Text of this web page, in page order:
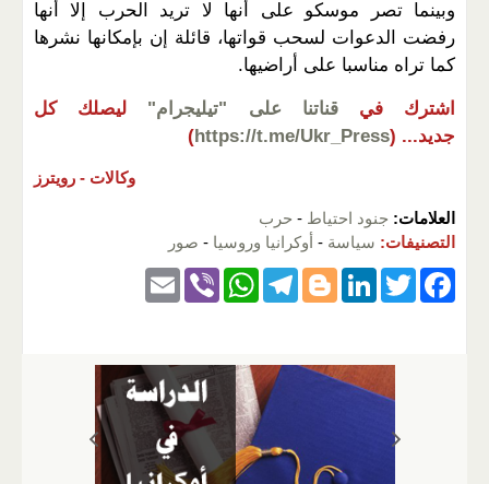
وبينما تصر موسكو على أنها لا تريد الحرب إلا أنها
رفضت الدعوات لسحب قواتها، قائلة إن بإمكانها نشرها
كما تراه مناسبا على أراضيها.
اشترك في قناتنا على "تيليجرام"
ليصلك كل
جديد... (
https://t.me/Ukr_Press
)
وكالات - رويترز
العلامات: جنود احتياط - حرب
التصنيفات: سياسة - أوكرانيا وروسيا - صور
F
T
er
Li
e
n
Bl
T
gr
a
m
W
s
A
p
Vi